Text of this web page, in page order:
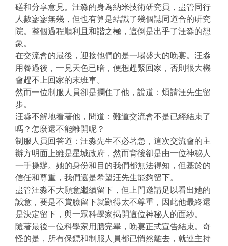
磋和分享意見。汪淼的身為納米技術研究員，盡管同行
人數寥寥無幾，但也有算是結識了幾個誌同道合的研究
院。整個過程順利且和諧之極，這倒是出乎了汪淼的想
象。
在交流會的最後，迎接他們的是一場盛大的晚宴。汪淼
用餐過後，一見天色已暗，便想趕緊回家，否則很大機
會趕不上回家的末班車。
然而一位制服人員卻是攔住了他，說道：煩請汪先生留
步。
汪淼不解地看著他，問道：難道交流會不是已經結束了
嗎？怎麼還不能離開呢？
制服人員回答道：汪淼先生不必著急，這次交流會的主
辦方明面上雖是星城政府，然而背後卻是由一位神秘人
一手操辦。她的身份和目的我們都無法得知，但基於的
信任和尊重，我們還是希望汪先生能夠留下。
盡管汪淼不大願意繼續留下，但上門邀請足以看出她的
誠意，要是不賞臉留下就顯得太不尊重，因此他最終還
是決定留下，與一眾科學家揭開這位神秘人的面紗。
隨著最後一位科學家用膳完畢，晚宴正式宣告結束。奇
怪的是，所有保鏢和制服人員都已悄然離去，就連主持